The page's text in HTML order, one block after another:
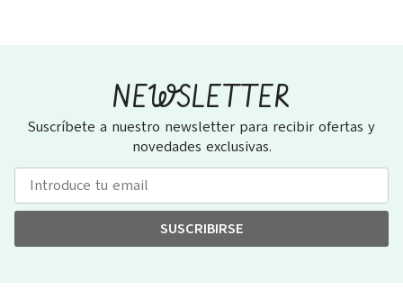
NEWSLETTER
Suscríbete a nuestro newsletter para recibir ofertas y
novedades exclusivas.
SUSCRIBIRSE